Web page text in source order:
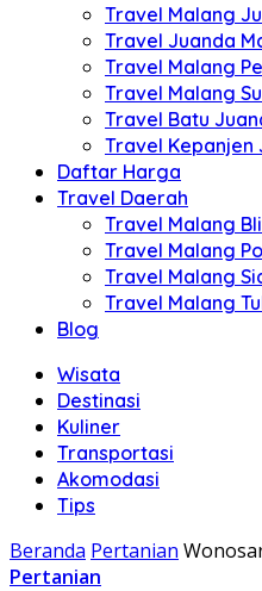
Travel Malang
Travel Juanda
Travel Malang
Travel Malang
Travel Batu
Travel Kepanjen
Daftar Harga
Travel Daerah
Travel Malang
Travel Malang
Travel Malang
Travel Malang
Blog
Wisata
Destinasi
Kuliner
Transportasi
Akomodasi
Tips
Beranda Pertanian
Pertanian